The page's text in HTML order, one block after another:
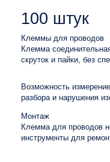
100 штук
Клеммы для проводов
Клемма
скруток и пайки, без
Возможность
разбора и нарушения
Монтаж
Клемма для проводов
инструменты для